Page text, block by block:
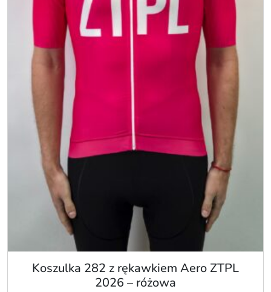
Koszulka 282 z rękawkiem Aero ZTPL
2026 – różowa